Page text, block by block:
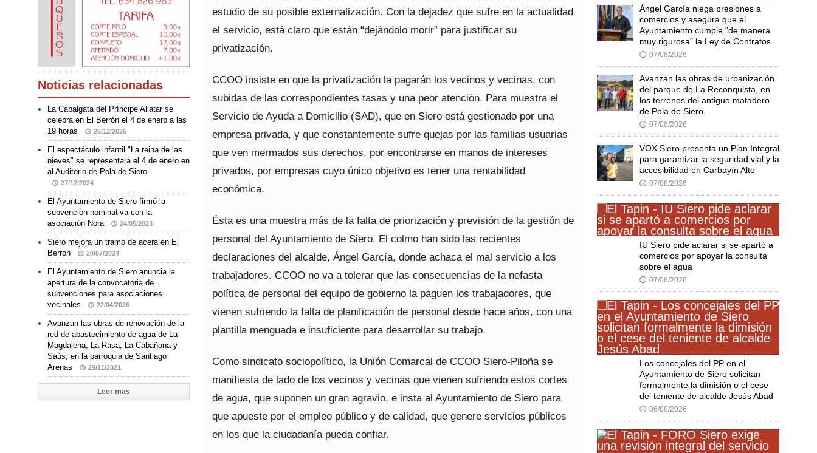
estudio de su posible externalización. Con la dejadez que sufre en la actualidad
el servicio, está claro que están “dejándolo morir” para justificar su
privatización.
CCOO insiste en que la privatización la pagarán los vecinos y vecinas, con
subidas de las correspondientes tasas y una peor atención. Para muestra el
Servicio de Ayuda a Domicilio (SAD), que en Siero está gestionado por una
empresa privada, y que constantemente sufre quejas por las familias usuarias
que ven mermados sus derechos, por encontrarse en manos de intereses
privados, por empresas cuyo único objetivo es tener una rentabilidad
económica.
Ésta es una muestra más de la falta de priorización y previsión de la gestión de
personal del Ayuntamiento de Siero. El colmo han sido las recientes
declaraciones del alcalde, Ángel García, donde achaca el mal servicio a los
trabajadores. CCOO no va a tolerar que las consecuencias de la nefasta
política de personal del equipo de gobierno la paguen los trabajadores, que
vienen sufriendo la falta de planificación de personal desde hace años, con una
plantilla menguada e insuficiente para desarrollar su trabajo.
Como sindicato sociopolítico, la Unión Comarcal de CCOO Siero-Piloña se
manifiesta de lado de los vecinos y vecinas que vienen sufriendo estos cortes
de agua, que suponen un gran agravio, e insta al Ayuntamiento de Siero para
que apueste por el empleo público y de calidad, que genere servicios públicos
en los que la ciudadanía pueda confiar.
Noticias relacionadas
La Cabalgata del Príncipe Aliatar se
celebra en El Berrón el 4 de enero a las
19 horas
26/12/2025
El espectáculo infantil "La reina de las
nieves" se representará el 4 de enero en
al Auditorio de Pola de Siero
27/12/2024
El Ayuntamiento de Siero firmó la
subvención nominativa con la
asociación Nora
24/05/2023
Siero mejora un tramo de acera en El
Berrón
20/07/2024
El Ayuntamiento de Siero anuncia la
apertura de la convocatoria de
subvenciones para asociaciones
vecinales
22/04/2026
Avanzan las obras de renovación de la
red de abastecimiento de agua de La
Magdalena, La Rasa, La Cabañona y
Saús, en la parroquia de Santiago
Arenas
29/11/2021
Leer mas
Ángel García niega presiones a
comercios y asegura que el
Ayuntamiento cumple "de manera
muy rigurosa" la Ley de Contratos
🕔 07/08/2026
Avanzan las obras de urbanización
del parque de La Reconquista, en
los terrenos del antiguo matadero
de Pola de Siero
🕔 07/08/2026
VOX Siero presenta un Plan Integral
para garantizar la seguridad vial y la
accesibilidad en Carbayín Alto
🕔 07/08/2026
IU Siero pide aclarar si se apartó a
comercios por apoyar la consulta
sobre el agua
🕔 07/08/2026
Los concejales del PP en el
Ayuntamiento de Siero solicitan
formalmente la dimisión o el cese
del teniente de alcalde Jesús Abad
🕔 06/08/2026